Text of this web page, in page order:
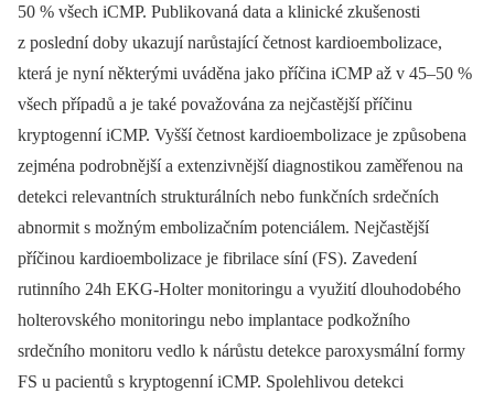
50 % všech iCMP. Publikovaná data a klinické zkušenosti
z poslední doby ukazují narůstající četnost kardioembolizace,
která je nyní některými uváděna jako příčina iCMP až v 45–50 %
všech případů a je také považována za nejčastější příčinu
kryptogenní iCMP. Vyšší četnost kardioembolizace je způsobena
zejména podrobnější a extenzivnější diagnostikou zaměřenou na
detekci relevantních strukturálních nebo funkčních srdečních
abnormit s možným embolizačním potenciálem. Nejčastější
příčinou kardioembolizace je fibrilace síní (FS). Zavedení
rutinního 24h EKG-Holter monitoringu a využití dlouhodobého
holterovského monitoringu nebo implantace podkožního
srdečního monitoru vedlo k nárůstu detekce paroxysmální formy
FS u pacientů s kryptogenní iCMP. Spolehlivou detekci